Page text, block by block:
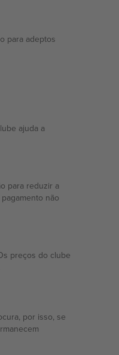
para adeptos
ajuda a
para reduzir a
não
preços do clube
por isso, se